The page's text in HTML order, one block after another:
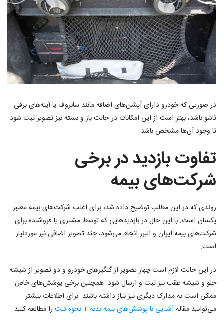
در صورتی که خودرو دارای آپشن‌های اضافه مانند سانروف یا آینه‌های برقی
تاشو باشد، بهتر است از این امکانات در حالت باز و بسته نیز تصویر ثبت شود
تا وجود آن‌ها مشخص باشد.
تفاوت بازدید در برخی
شرکت‌های بیمه
روندی که در این مطلب توضیح داده شد، برای اغلب شرکت‌های بیمه معتبر
یکسان است. با این حال در بازدیدهایی که توسط مشتری یا فروشنده برای
شرکت‌های بیمه ایران و البرز انجام می‌شود، چند تصویر اضافی نیز موردنیاز
است.
در این حالت لازم است چهار تصویر از گلگیرهای خودرو و دو تصویر از شیشه
جلو و شیشه عقب نیز ثبت و ارسال شود. همچنین برخی پوشش‌های خاص
ممکن است به مدارک دیگری نیز نیاز داشته باشند. برای اطلاعات بیشتر
می‌توانید مقالهآشنایی با پوشش‌های بیمه بدنه + نحوه ثبت را مطالعه کنید.